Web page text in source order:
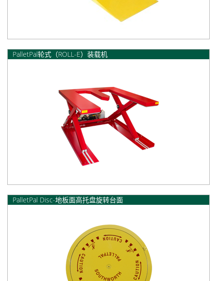
PalletPal轮式（ROLL-E）装载机
PalletPal Disc-地板面高托盘旋转台面